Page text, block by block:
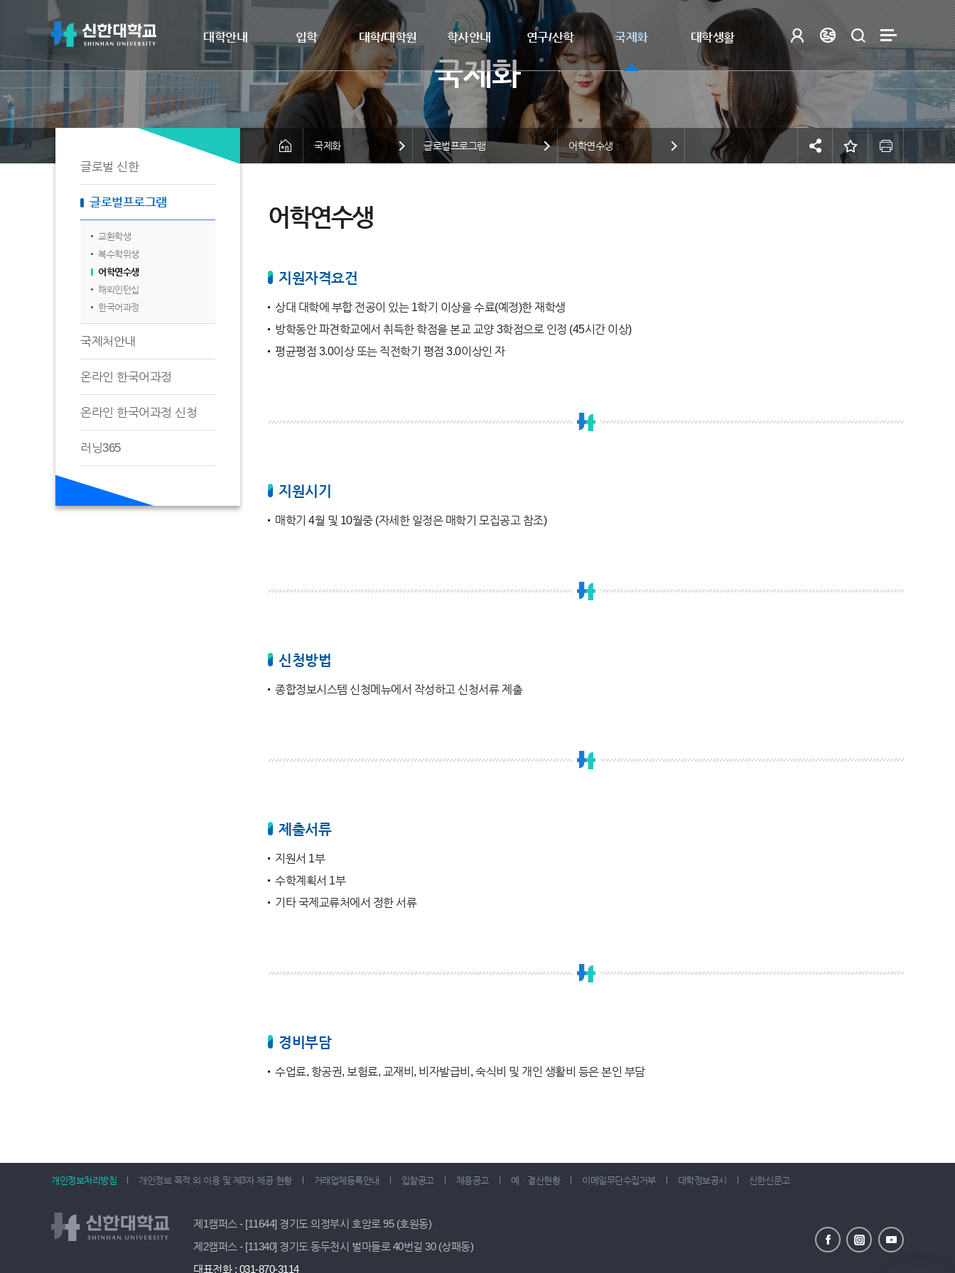
대학안내 입학 대학/대학원 학사안내 연구/산학 국제화 대학생활
글로벌 신한
글로벌프로그램
교환학생
복수학위생
어학연수생
해외인턴십
한국어과정
국제처안내
온라인 한국어과정
온라인 한국어과정 신청
러닝365
국제화 글로벌프로그램 어학연수생
어학연수생
지원자격요건
상대 대학에 부합 전공이 있는 1학기 이상을 수료(예정)한 재학생
방학동안 파견학교에서 취득한 학점을 본교 교양 3학점으로 인정 (45시간 이상)
평균평점 3.0이상 또는 직전학기 평점 3.0이상인 자
지원시기
매학기 4월 및 10월중 (자세한 일정은 매학기 모집공고 참조)
신청방법
종합정보시스템 신청메뉴에서 작성하고 신청서류 제출
제출서류
지원서 1부
수학계획서 1부
기타 국제교류처에서 정한 서류
경비부담
수업료, 항공권, 보험료, 교재비, 비자발급비, 숙식비 및 개인 생활비 등은 본인 부담
개인정보처리방침 개인정보 목적 외 이용 및 제3자 제공 현황 거래업체등록안내 입찰공고 채용공고 예ㆍ결산현황 이메일무단수집거부 대학정보공시 신한신문고
제1캠퍼스 - [11644] 경기도 의정부시 호암로 95 (호원동)
제2캠퍼스 - [11340] 경기도 동두천시 벌마들로 40번길 30 (상패동)
대표전화 : 031-870-3114